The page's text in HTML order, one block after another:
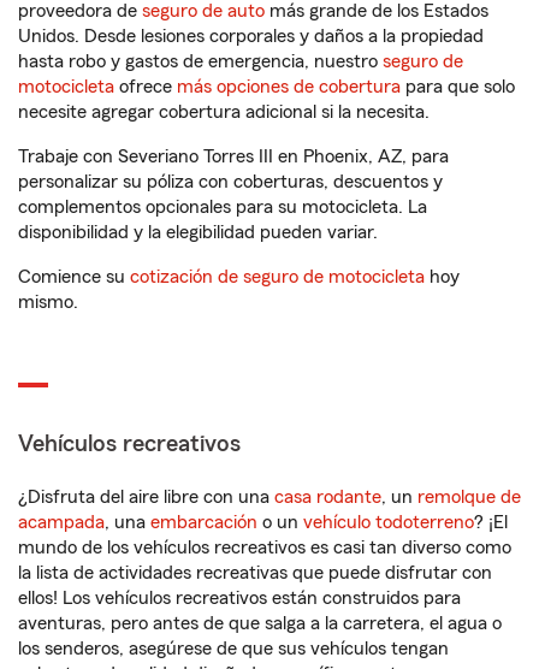
proveedora de seguro de auto más grande de los Estados
Unidos. Desde lesiones corporales y daños a la propiedad
hasta robo y gastos de emergencia, nuestro seguro de
motocicleta ofrece más opciones de cobertura para que solo
necesite agregar cobertura adicional si la necesita.
Trabaje con Severiano Torres III en Phoenix, AZ, para
personalizar su póliza con coberturas, descuentos y
complementos opcionales para su motocicleta. La
disponibilidad y la elegibilidad pueden variar.
Comience su cotización de seguro de motocicleta hoy
mismo.
Vehículos recreativos
¿Disfruta del aire libre con una casa rodante, un remolque de
acampada, una embarcación o un vehículo todoterreno? ¡El
mundo de los vehículos recreativos es casi tan diverso como
la lista de actividades recreativas que puede disfrutar con
ellos! Los vehículos recreativos están construidos para
aventuras, pero antes de que salga a la carretera, el agua o
los senderos, asegúrese de que sus vehículos tengan